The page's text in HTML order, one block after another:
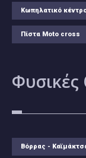
Κωπηλατικό
Πίστα Moto cross
Φυσικές
Βόρρας -